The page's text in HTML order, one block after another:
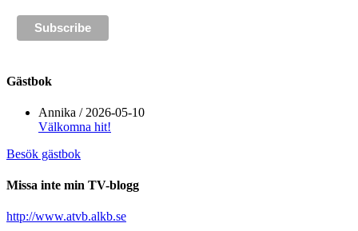
Gästbok
Annika / 2026-05-10
Välkomna hit!
Besök gästbok
Missa inte min TV-blogg
http://www.atvb.alkb.se